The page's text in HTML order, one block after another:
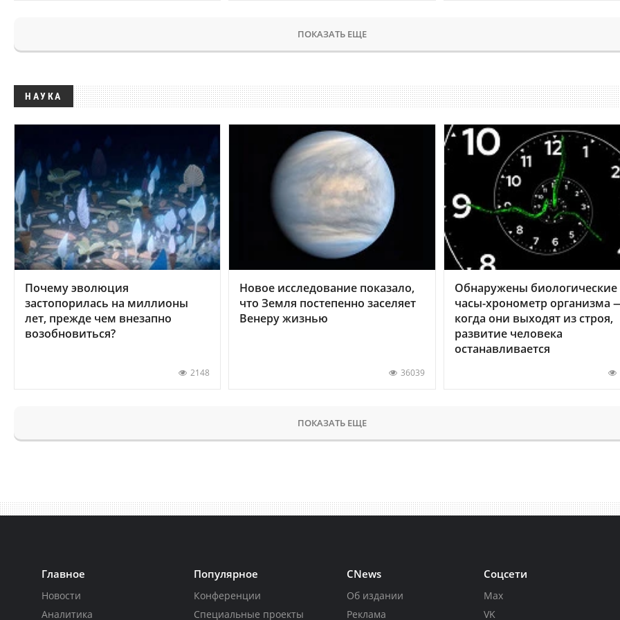
ПОКАЗАТЬ ЕЩЕ
НАУКА
Почему эволюция
застопорилась на миллионы
лет, прежде чем внезапно
возобновиться?
2148
Новое исследование показало,
что Земля постепенно заселяет
Венеру жизнью
36039
Обнаружены биологические
часы-хронометр организма
когда они выходят из строя,
развитие человека
останавливается
ПОКАЗАТЬ ЕЩЕ
Главное
Новости
Аналитика
Популярное
Конференции
Специальные проекты
CNews
Об издании
Реклама
Соцсети
Max
VK